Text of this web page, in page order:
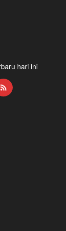
hari ini